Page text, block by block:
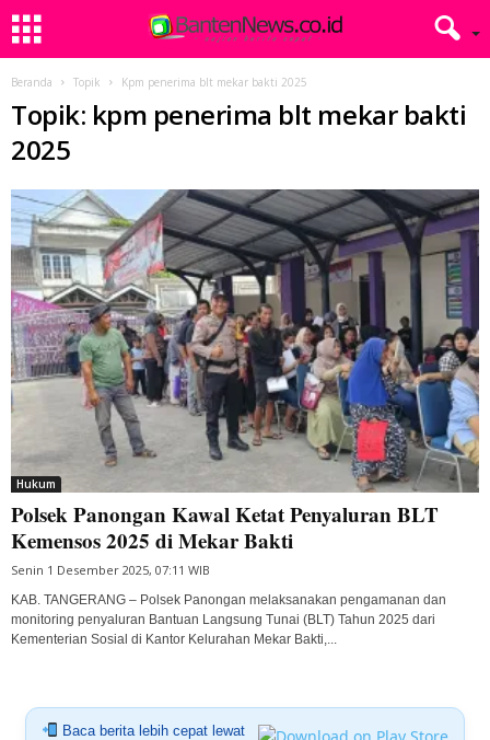
Beranda Topik Kpm penerima blt mekar bakti 2025
Topik: kpm penerima blt mekar bakti
2025
Hukum
Polsek Panongan Kawal Ketat Penyaluran BLT
Kemensos 2025 di Mekar Bakti
Senin 1 Desember 2025, 07:11 WIB
KAB. TANGERANG – Polsek Panongan melaksanakan pengamanan dan
monitoring penyaluran Bantuan Langsung Tunai (BLT) Tahun 2025 dari
Kementerian Sosial di Kantor Kelurahan Mekar Bakti,...
Baca berita lebih cepat lewat